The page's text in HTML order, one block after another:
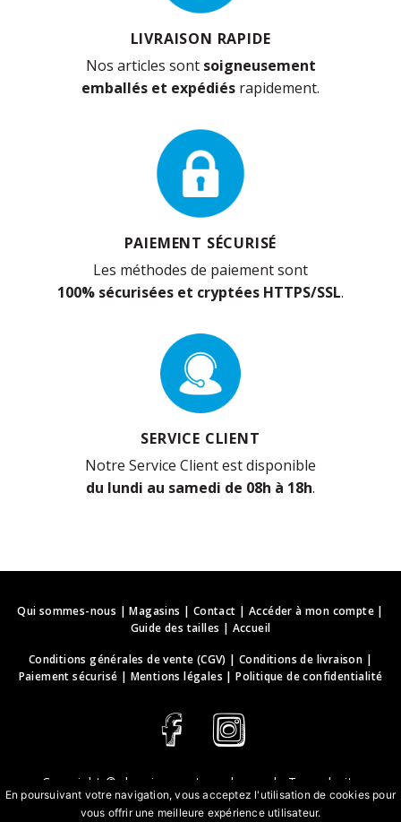
LIVRAISON RAPIDE
Nos articles sont soigneusement
emballés et expédiés rapidement.
PAIEMENT SÉCURISÉ
Les méthodes de paiement sont
100% sécurisées et cryptées HTTPS/SSL.
SERVICE CLIENT
Notre Service Client est disponible
du lundi au samedi de 08h à 18h.
Qui sommes-nous |Magasins | Contact | Accéder à mon compte|
Guide des tailles | Accueil
Conditions générales de vente (CGV) |Conditions de livraison |
Paiement sécurisé | Mentions légales |Politique de confidentialité
Copyright © deguisements-cadeaux.ch
. Tous droits
réservés.
En poursuivant votre navigation, vous acceptez l'utilisation de cookies pour
vous offrir une meilleure expérience utilisateur.